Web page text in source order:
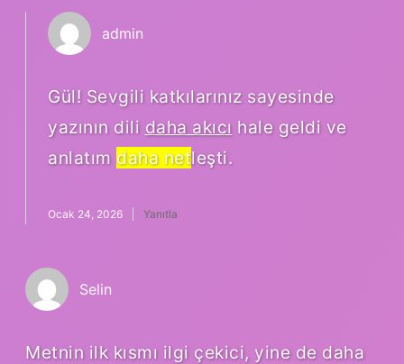
admin
Gül! Sevgili katkılarınız sayesinde
yazının dili daha akıcı hale geldi ve
anlatım daha netleşti.
Ocak 24, 2026 Yanıtla
Selin
Metnin ilk kısmı ilgi çekici, yine de daha